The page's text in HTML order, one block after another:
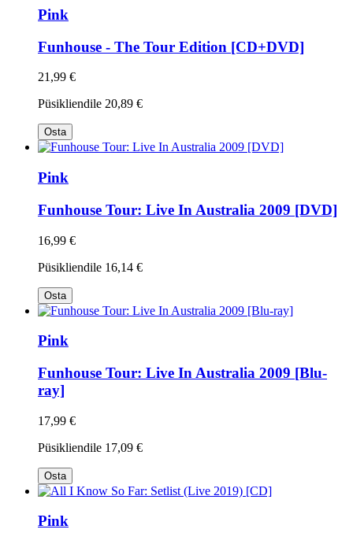
Pink
Funhouse - The Tour Edition [CD+DVD]
21,99 €
Püsikliendile 20,89 €
Osta
Pink
Funhouse Tour: Live In Australia 2009 [DVD]
16,99 €
Püsikliendile 16,14 €
Osta
Pink
Funhouse Tour: Live In Australia 2009 [Blu-
ray]
17,99 €
Püsikliendile 17,09 €
Osta
Pink